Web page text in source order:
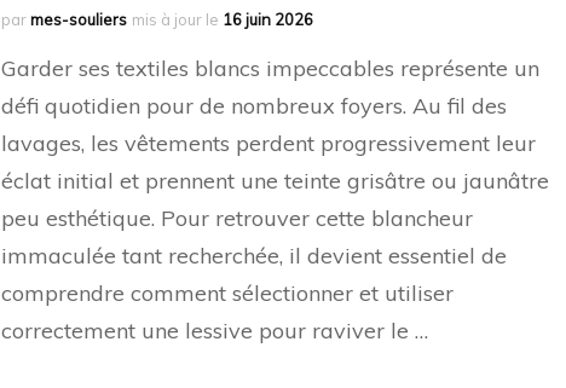
parmes-souliers mis à jour le 16 juin 2026
Garder ses textiles blancs impeccables représente un
défi quotidien pour de nombreux foyers. Au fil des
lavages, les vêtements perdent progressivement leur
éclat initial et prennent une teinte grisâtre ou jaunâtre
peu esthétique. Pour retrouver cette blancheur
immaculée tant recherchée, il devient essentiel de
comprendre comment sélectionner et utiliser
correctement une lessive pour raviver le …